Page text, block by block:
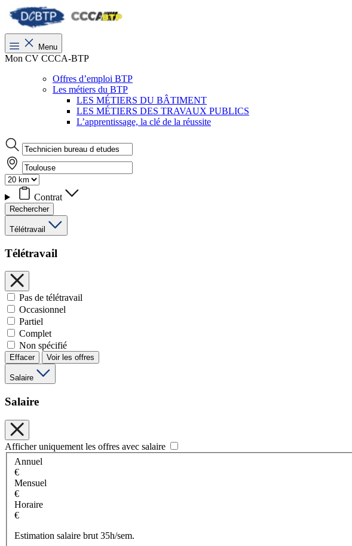
Menu
Mon CV CCCA-BTP
Offres d’emploi BTP
Les métiers du BTP
LES MÉTIERS DU BÂTIMENT
LES MÉTIERS DES TRAVAUX PUBLICS
L’apprentissage, la clé de la réussite
Contrat
Rechercher
Télétravail
Télétravail
Pas de télétravail
Occasionnel
Partiel
Complet
Non spécifié
Effacer Voir les offres
Salaire
Salaire
Afficher uniquement les offres avec salaire
Annuel
€
Mensuel
€
Horaire
€
Estimation salaire brut 35h/sem.